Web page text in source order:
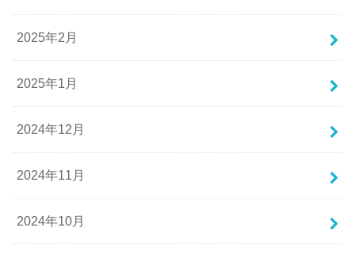
2025年2月
2025年1月
2024年12月
2024年11月
2024年10月